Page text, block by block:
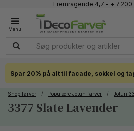
Fremragende 4,7 - +
1-3 dages
Click & Collect i hele
Spar 20% på alt til facade, sokkel og
Shop farver / Populære Jotun farver / Jotun
3377 Slate Lavender